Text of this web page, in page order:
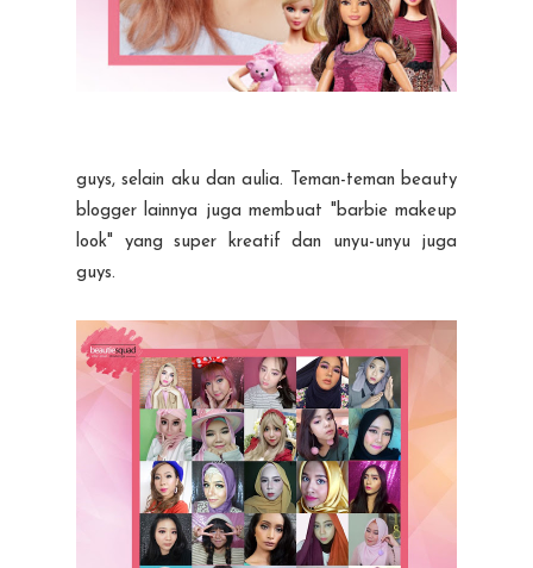
guys, selain aku dan aulia. Teman-teman beauty
blogger lainnya juga membuat "barbie makeup
look" yang super kreatif dan unyu-unyu juga
guys.